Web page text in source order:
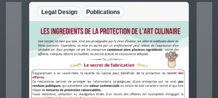
Legal Design Publications